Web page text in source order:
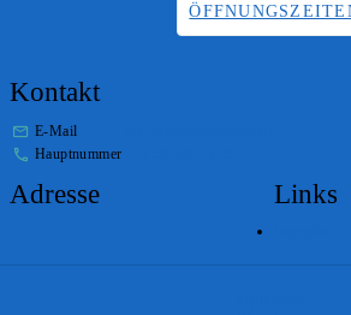
Kontakt
E-Mail
Hauptnummer
Adresse Links